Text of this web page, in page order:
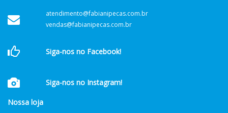
atendimento@fabianipecas.com.br
vendas@fabianipecas.com.br
Siga-nos no Facebook!
Siga-nos no Instagram!
Nossa loja